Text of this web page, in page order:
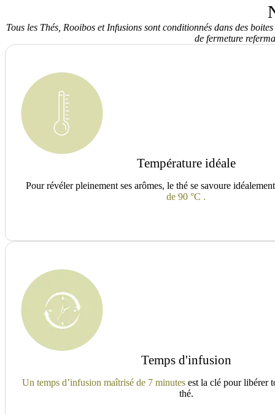
Tous les Thés, Rooibos et Infusions sont conditionnés dans des
de fermeture
Température idéale
Pour révéler pleinement ses arômes, le thé se savoure
de 90 °C .
Temps d'infusion
Un temps d’infusion maîtrisé de 7 minutes est la clé pour libérer
thé.